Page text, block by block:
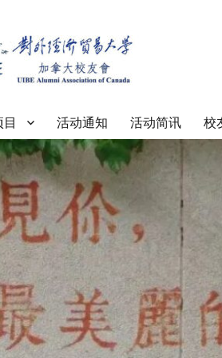
大校友会
目 活动通知 活动简讯 校